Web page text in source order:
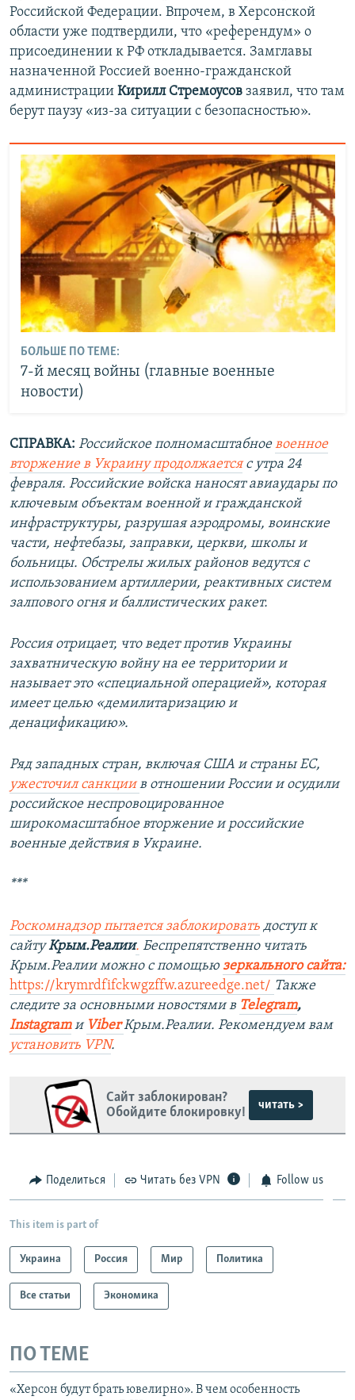
Российской Федерации. Впрочем, в Херсонской
области уже подтвердили, что «референдум» о
присоединении к РФ откладывается. Замглавы
назначенной Россией военно-гражданской
администрации Кирилл Стремоусов заявил, что там
берут паузу «из-за ситуации с безопасностью».
БОЛЬШЕ ПО ТЕМЕ:
7-й месяц войны (главные военные
новости)
СПРАВКА: Российское полномасштабноевоенное
вторжение в Украину продолжаетсяс утра 24
февраля. Российские войска наносят авиаудары по
ключевым объектам военной и гражданской
инфраструктуры, разрушая аэродромы, воинские
части, нефтебазы, заправки, церкви, школы и
больницы. Обстрелы жилых районов ведутся с
использованием артиллерии, реактивных систем
залпового огня и баллистических ракет.
Россия отрицает, что ведет против Украины
захватническую войну на ее территории и
называет это «специальной операцией», которая
имеет целью «демилитаризацию и
денацификацию».
Ряд западных стран, включая США и страны ЕС,
ужесточил санкциив отношении России и осудили
российское неспровоцированное
широкомасштабное вторжение и российские
военные действия в Украине.
***
Роскомнадзор пытается заблокировать доступ к
сайтуКрым.Реалии. Беспрепятственно читать
Крым.Реалии можно с помощью зеркального сайта:
https://krymrdfifckwgzffw.azureedge.net/ Также
следите за основными новостями в Telegram,
Instagram и ViberКрым.Реалии. Рекомендуем вам
установить VPN.
Сайт заблокирован?
Обойдите блокировку!
читать >
Поделиться Читать без VPN Follow us
This item is part of
Украина Россия Мир Политика
Все статьи Экономика
ПО ТЕМЕ
«Херсон будут брать ювелирно». В чем особенность